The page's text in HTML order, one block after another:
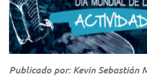
Publicado por: Kevin Sebastián